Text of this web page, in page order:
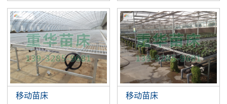
移动苗床 移动苗床